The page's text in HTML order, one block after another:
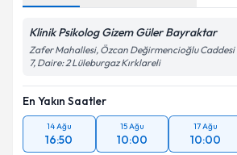
Klinik Psikolog Gizem Güler Bayraktar
Zafer Mahallesi, Özcan Değirmencioğlu Caddesi
7, Daire: 2 Lüleburgaz Kırklareli
En Yakın Saatler
14 Ağu
16:50
15 Ağu
10:00
17 Ağu
10:00